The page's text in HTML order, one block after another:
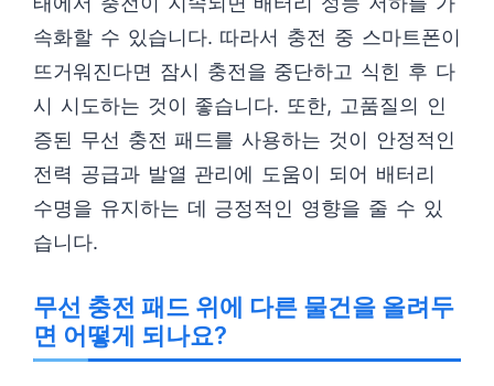
속화할 수 있습니다. 따라서 충전 중 스마트폰이
뜨거워진다면 잠시 충전을 중단하고 식힌 후 다
시 시도하는 것이 좋습니다. 또한, 고품질의 인
증된 무선 충전 패드를 사용하는 것이 안정적인
전력 공급과 발열 관리에 도움이 되어 배터리
수명을 유지하는 데 긍정적인 영향을 줄 수 있
습니다.
무선 충전 패드 위에 다른 물건을 올려두
면 어떻게 되나요?